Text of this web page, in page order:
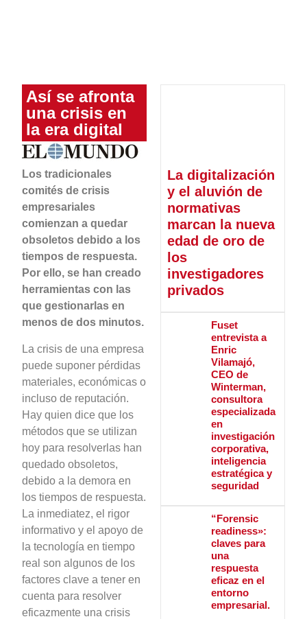
Así se afronta
una crisis en
la era digital
Los tradicionales
comités de crisis
empresariales
comienzan a quedar
obsoletos debido a los
tiempos de respuesta.
Por ello, se han creado
herramientas con las
que gestionarlas en
menos de dos minutos.
La crisis de una empresa
puede suponer pérdidas
materiales, económicas o
incluso de reputación.
Hay quien dice que los
métodos que se utilizan
hoy para resolverlas han
quedado obsoletos,
debido a la demora en
los tiempos de respuesta.
La inmediatez, el rigor
informativo y el apoyo de
la tecnología en tiempo
real son algunos de los
factores clave a tener en
cuenta para resolver
eficazmente una crisis
La digitalización
y el aluvión de
normativas
marcan la nueva
edad de oro de
los
investigadores
privados
Fuset
entrevista a
Enric
Vilamajó,
CEO de
Winterman,
consultora
especializada
en
investigación
corporativa,
inteligencia
estratégica y
seguridad
“Forensic
readiness»:
claves para
una
respuesta
eficaz en el
entorno
empresarial.